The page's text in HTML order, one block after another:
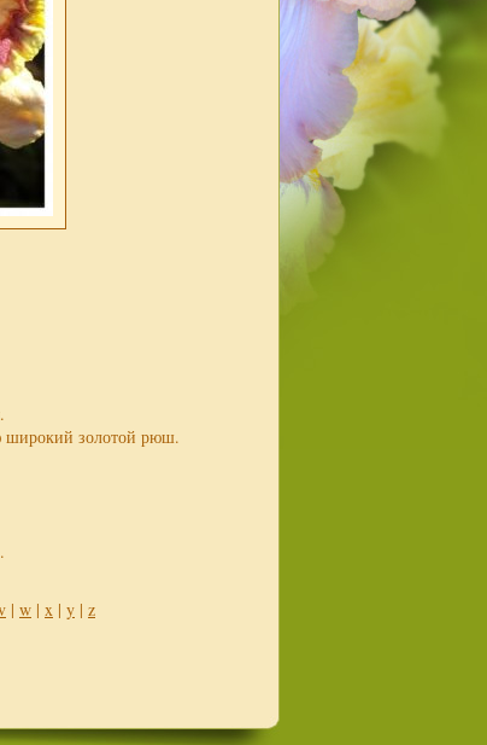
широкий золотой рюш.
| w | x | y | z